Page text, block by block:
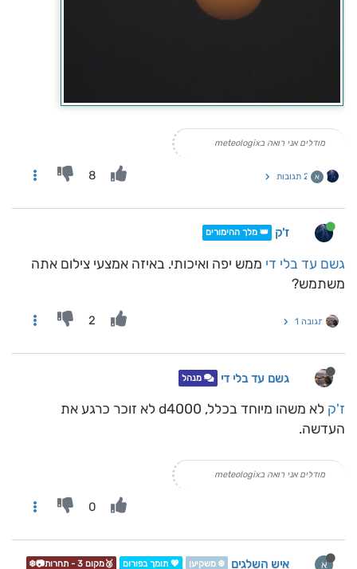
מודלים אני רואה בmeteologix
א 2 תגובות 8
ז'ק 👑 מלך ההימורים
גשם עד בלי די ממש יפה ואיכותי. באיזה אמצעי צילום אתה
משתמש?
תגובה 1 2
גשם עד בלי די מנהל
ז'ק
לא משהו מיוחד בכלל, d4000 לא זוכר כרגע את
העדשה.
מודלים אני רואה בmeteologix
0
א איש השלגים ❄️ משקיען 💖 תומך בפורום 🥉מקום 3 - תחרות📷❄️